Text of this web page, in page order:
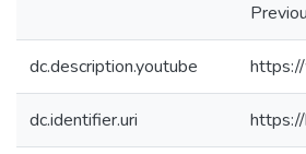
dc.description.youtube
dc.identifier.uri